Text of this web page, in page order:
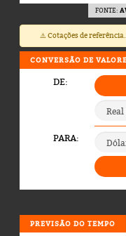
FONTE:
⚠️ Cotações de
CONVERSÃO DE
PREVISÃO DO TEMPO